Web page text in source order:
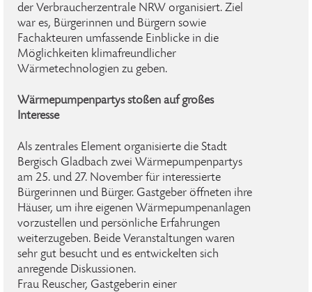
der Verbraucherzentrale NRW organisiert. Ziel
war es, Bürgerinnen und Bürgern sowie
Fachakteuren umfassende Einblicke in die
Möglichkeiten klimafreundlicher
Wärmetechnologien zu geben.
Wärmepumpenpartys stoßen auf großes
Interesse
Als zentrales Element organisierte die Stadt
Bergisch Gladbach zwei Wärmepumpenpartys
am 25. und 27. November für interessierte
Bürgerinnen und Bürger. Gastgeber öffneten ihre
Häuser, um ihre eigenen Wärmepumpenanlagen
vorzustellen und persönliche Erfahrungen
weiterzugeben. Beide Veranstaltungen waren
sehr gut besucht und es entwickelten sich
anregende Diskussionen.
Frau Reuscher, Gastgeberin einer